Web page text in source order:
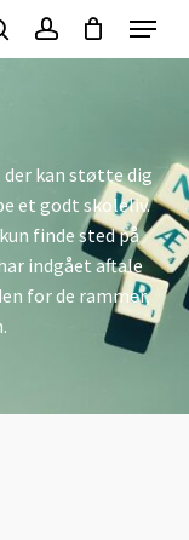
searchaccount
Menu
Close
kan støtte dig
et godt skoleliv.
finde sted på
indgået aftale
for de rammer,